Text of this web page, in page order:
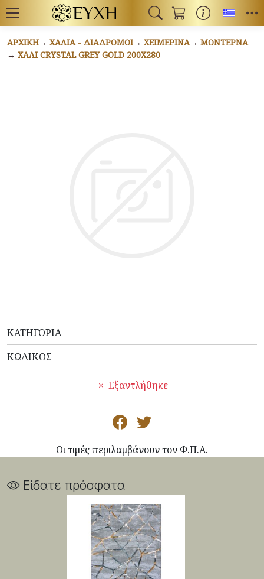
ΑΡΧΙΚΉ ΧΑΛΙΆ - ΔΙΆΔΡΟΜΟΙ ΧΕΙΜΕΡΙΝΆ
ΜΟΝΤΈΡΝΑ
ΧΑΛΊ CRYSTAL GREY GOLD 200X280
ΚΑΤΗΓΟΡΊΑ
ΚΩΔΙΚΌΣ
Εξαντλήθηκε
Οι τιμές περιλαμβάνουν τον Φ.Π.Α.
Είδατε πρόσφατα